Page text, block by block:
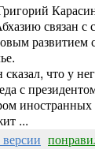
связан с
развитием
что у
с
...